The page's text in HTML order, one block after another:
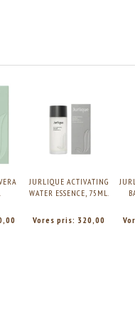
JURLIQUE ACTIVATING
WATER ESSENCE, 75ML.
Vores pris: 320,00